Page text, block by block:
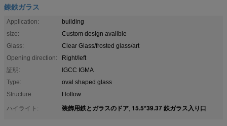
錬鉄ガラス
Application:
building
size:
Custom design availble
Glass:
Clear Glass/frosted glass/art
Opening direction:
Right/Ieft
証明:
IGCC IGMA
Type:
oval shaped glass
Structure:
Hollow
ハイライト:
装飾用鉄とガラスのドア, 15.5*39.37 鉄ガラス入り口